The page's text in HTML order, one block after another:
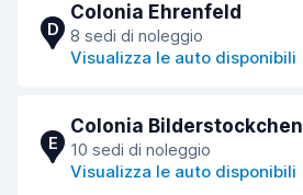
D
Colonia Ehrenfeld
8 sedi di noleggio
Visualizza le auto disponibili
E
Colonia Bilderstockchen
10 sedi di noleggio
Visualizza le auto disponibili